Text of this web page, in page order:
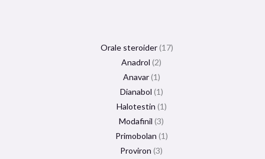
Orale steroider 17
Anadrol 2
Anavar 1
Dianabol 1
Halotestin 1
Modafinil 3
Primobolan 1
Proviron 3